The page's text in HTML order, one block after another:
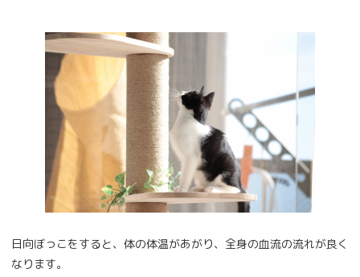
日向ぼっこをすると、体の体温があがり、全身の血流の流れが良く
なります。